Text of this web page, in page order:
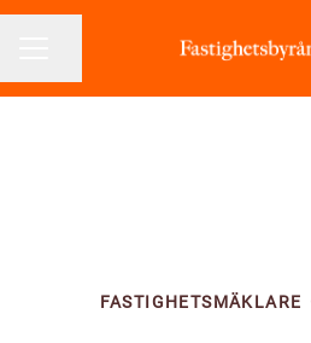
FASTIGHETSMÄKLARE